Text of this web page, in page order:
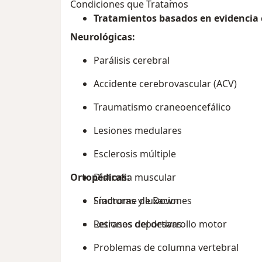
Tratamientos basados en
Condiciones que Tratamos
Neurológicas:
Parálisis cerebral
Accidente cerebrovascular (ACV)
Traumatismo craneoencefálico
Lesiones medulares
Esclerosis múltiple
Distrofia muscular
Síndrome de Down
Retrasos del desarrollo motor
Ortopédicas:
Fracturas y luxaciones
Lesiones deportivas
Problemas de columna vertebral